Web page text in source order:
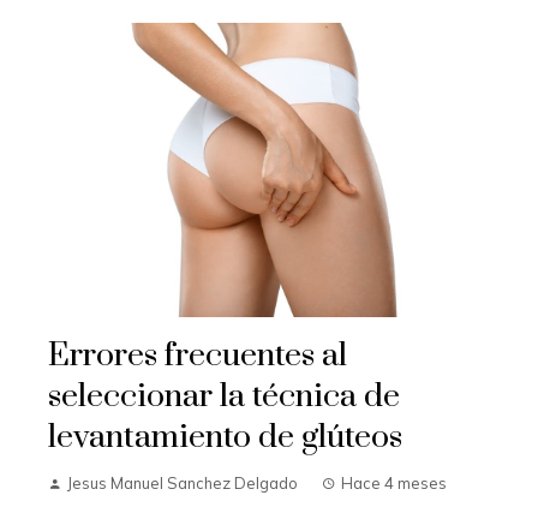
Errores frecuentes al
seleccionar la técnica de
levantamiento de glúteos
Jesus Manuel Sanchez Delgado Hace 4 meses